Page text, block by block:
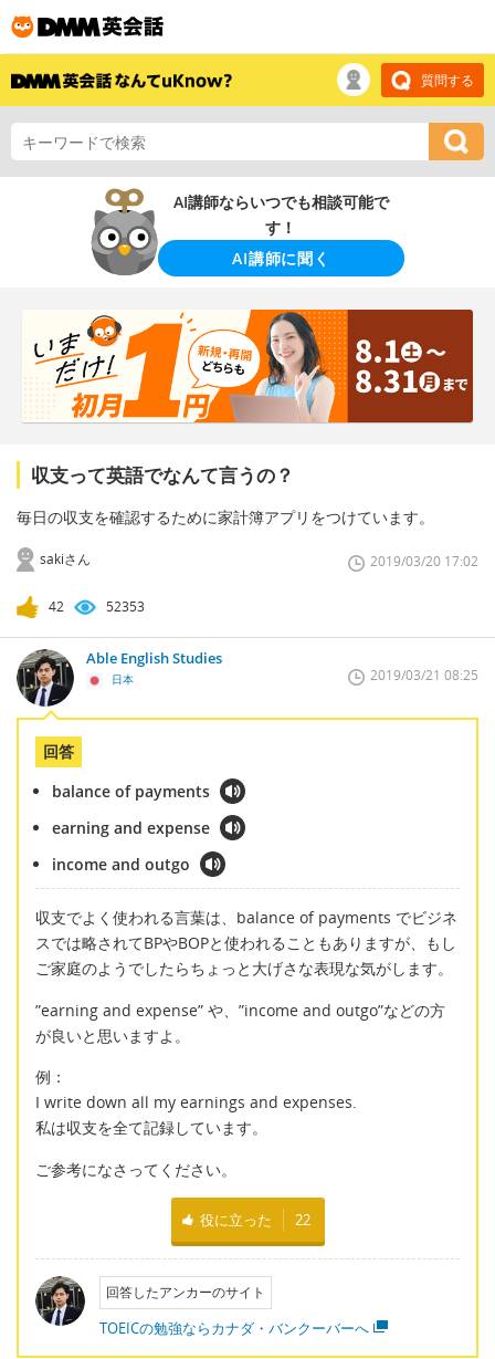
質問する
AI講師ならいつでも相談可能で
す！
AI講師に聞く
収支って英語でなんて言うの？
毎日の収支を確認するために家計簿アプリをつけています。
sakiさん 2019/03/20 17:02
42 52353
Able English Studies
日本 2019/03/21 08:25
回答
balance of payments
earning and expense
income and outgo
収支でよく使われる言葉は、balance of payments でビジネ
スでは略されてBPやBOPと使われることもありますが、もし
ご家庭のようでしたらちょっと大げさな表現な気がします。
”earning and expense” や、”income and outgo”などの方
が良いと思いますよ。
例：
I write down all my earnings and expenses.
私は収支を全て記録しています。
ご参考になさってください。
役に立った 22
回答したアンカーのサイト
TOEICの勉強ならカナダ・バンクーバーへ